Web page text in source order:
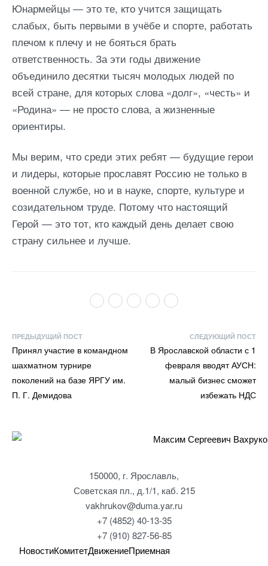
Юнармейцы — это те, кто учится защищать
слабых, быть первыми в учёбе и спорте, работать
плечом к плечу и не бояться брать
ответственность. За эти годы движение
объединило десятки тысяч молодых людей по
всей стране, для которых слова «долг», «честь» и
«Родина» — не просто слова, а жизненные
ориентиры.
Мы верим, что среди этих ребят — будущие герои
и лидеры, которые прославят Россию не только в
военной службе, но и в науке, спорте, культуре и
созидательном труде. Потому что настоящий
Герой — это тот, кто каждый день делает свою
страну сильнее и лучше.
ПРЕДЫДУЩИЙ ПОСТ
Принял участие в командном
шахматном турнире
поколений на базе ЯРГУ им.
П. Г. Демидова
СЛЕДУЮЩИЙ ПОСТ
В Ярославской области с 1
февраля вводят АУСН:
малый бизнес сможет
избежать НДС
150000, г. Ярославль,
Советская пл., д.1/1, каб. 215
vakhrukov@duma.yar.ru
+7 (4852) 40-13-35
+7 (910) 827-56-85
НовостиКомитетДвижениеПриемная